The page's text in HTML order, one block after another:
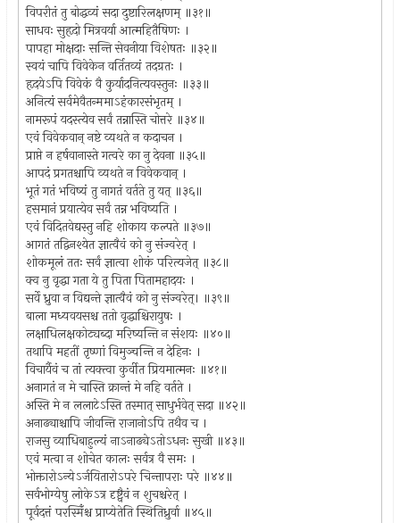
विपरीतं तु बोद्धव्यं सदा दुष्टारिलक्षणम् ॥३१॥
साधवः सुहृदो मित्रवर्या आत्महितैषिणः ।
पापहा मोक्षदाः सन्ति सेवनीया विशेषतः ॥३२॥
स्वयं चापि विवेकेन वर्तितव्यं तदग्रतः ।
हृदयेऽपि विवेकं वै कुर्यादनित्यवस्तुनः ॥३३॥
अनित्यं सर्वमेवैतन्ममाऽहंकारसंभृतम् ।
नामरूपं यदस्त्येव सर्वं तन्नास्ति चोत्तरे ॥३४॥
एवं विवेकवान् नष्टे व्यथते न कदाचन ।
प्राप्ते न हर्षवानास्ते गत्वरे का नु देवना ॥३५॥
आपदं प्रगतश्चापि व्यथते न विवेकवान् ।
भूतं गतं भविष्यं तु नागतं वर्तते तु यत् ॥३६॥
हसमानं प्रयात्येव सर्वं तन्न भविष्यति ।
एवं विदितवेद्यस्तु नहि शोकाय कल्पते ॥३७॥
आगतं तद्विनश्येत ज्ञात्वैवं को नु संज्वरेत् ।
शोकमूलं ततः सर्वं ज्ञात्वा शोकं परित्यजेत् ॥३८॥
क्व नु वृद्धा गता ये तु पिता पितामहादयः ।
सर्वे ध्रुवा न विद्यन्ते ज्ञात्वैवं को नु संज्वरेत्। ॥३९॥
बाला मध्यवयसश्च ततो वृद्धाश्चिरायुषः ।
लक्षाधिलक्षकोट्यब्दा मरिष्यन्ति न संशयः ॥४०॥
तथापि महतीं तृष्णां विमुञ्चन्ति न देहिनः ।
विचार्यैवं च तां त्यक्त्वा कुर्वीत प्रियमात्मनः ॥४१॥
अनागतं न मे चास्ति क्रान्तं मे नहि वर्तते ।
अस्ति मे न ललाटेऽस्ति तस्मात् साधुर्भवेत् सदा ॥४२॥
अनाढ्याश्चापि जीवन्ति राजानोऽपि तथैव च ।
राजसु व्याधिबाहुल्यं नाऽनाढ्येऽतोऽधनः सुखी ॥४३॥
एवं मत्वा न शोचेत कालः सर्वत्र वै समः ।
भोक्तारोऽन्येऽर्जयितारोऽपरे चिन्तापराः परे ॥४४॥
सर्वभोग्येषु लोकेऽत्र दृष्ट्वैवं न शुचश्चरेत् ।
पूर्वदत्तं परस्मिँश्च प्राप्येतेति स्थितिध्रुर्वा ॥४५॥